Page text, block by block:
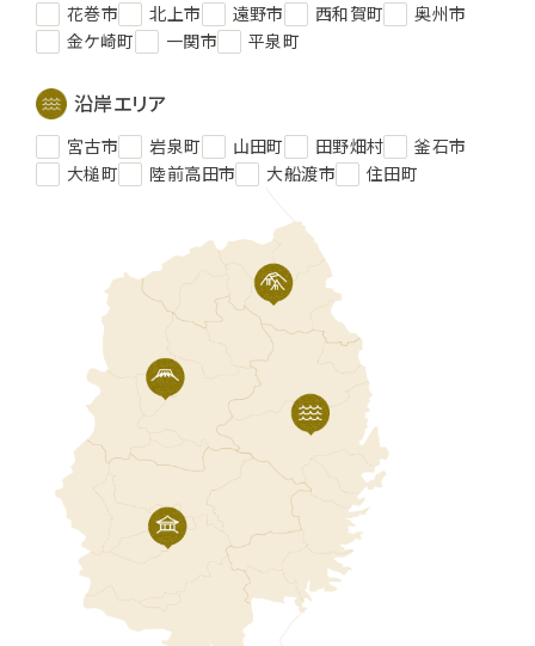
花巻市 北上市 遠野市 西和賀町
奥州市
金ケ崎町
一関市 平泉町
沿岸エリア
宮古市 岩泉町 山田町 田野畑村
釜石市
大槌町
陸前高田市 大船渡市 住田町